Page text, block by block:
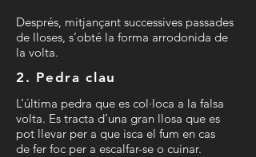
Després, mitjançant successives passades
de lloses, s’obté la forma arrodonida de
la volta.
2. Pedra clau
L’última pedra que es col·loca a la falsa
volta. Es tracta d’una gran llosa que es
pot llevar per a que isca el fum en cas
de fer foc per a escalfar-se o cuinar.